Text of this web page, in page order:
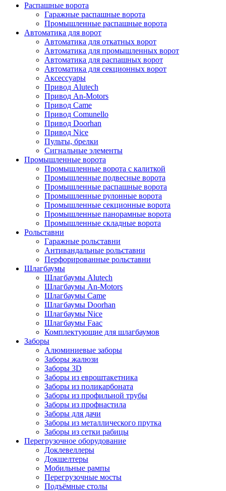
Распашные ворота
Гаражные распашные ворота
Промышленные распашные ворота
Автоматика для ворот
Автоматика для откатных ворот
Автоматика для промышленных ворот
Автоматика для распашных ворот
Автоматика для секционных ворот
Аксессуары
Привод Alutech
Привод An-Motors
Привод Came
Привод Comunello
Привод Doorhan
Привод Nice
Пульты, брелки
Сигнальные элементы
Промышленные ворота
Промышленные ворота с калиткой
Промышленные подвесные ворота
Промышленные распашные ворота
Промышленные рулонные ворота
Промышленные секционные ворота
Промышленные панорамные ворота
Промышленные складные ворота
Рольставни
Гаражные рольставни
Антивандальные рольставни
Перфорированные рольставни
Шлагбаумы
Шлагбаумы Alutech
Шлагбаумы An-Motors
Шлагбаумы Came
Шлагбаумы Doorhan
Шлагбаумы Nice
Шлагбаумы Faac
Комплектующие для шлагбаумов
Заборы
Алюминиевые заборы
Заборы жалюзи
Заборы 3D
Заборы из евроштакетника
Заборы из поликарбоната
Заборы из профильной трубы
Заборы из профнастила
Заборы для дачи
Заборы из металлического прутка
Заборы из сетки рабицы
Перегрузочное оборудование
Доклевеллеры
Докшелтеры
Мобильные рампы
Перегрузочные мосты
Подъёмные столы